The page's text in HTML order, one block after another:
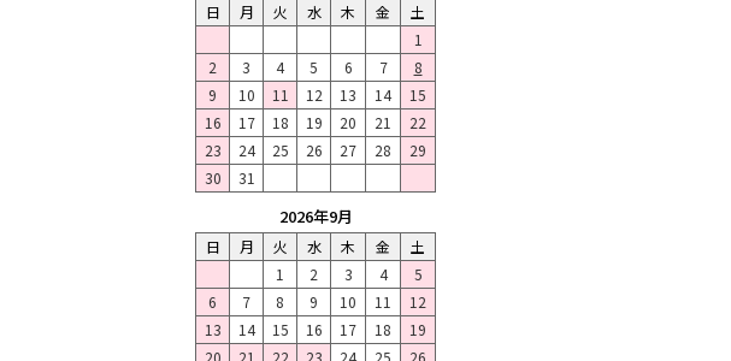
日 月 火 水 木 金
土
1
2
3 4 5 6 7
8
9
10 11 12 13 14
15
16
17 18 19 20 21
22
23
24 25 26 27 28
29
30
31
2026年9月
日 月 火 水 木 金
土
1
2 3 4
5
6
7 8 9 10 11
12
13
14 15 16 17 18
19
20
21 22 23 24 25
26